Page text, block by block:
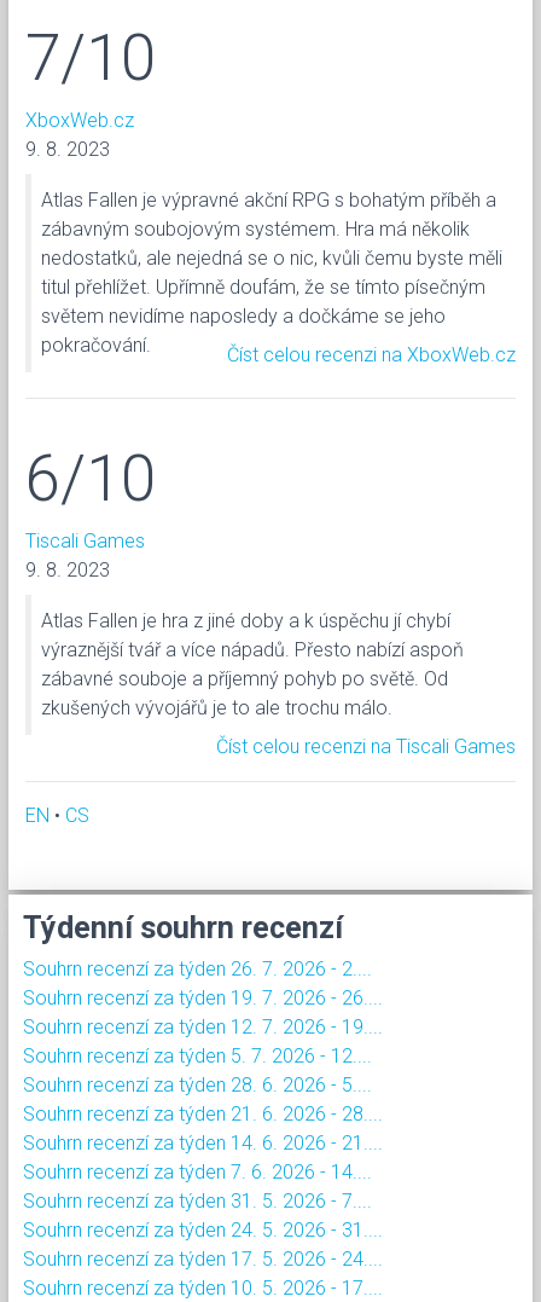
7/10
XboxWeb.cz
9. 8. 2023
Atlas Fallen je výpravné akční RPG s bohatým příběh a
zábavným soubojovým systémem. Hra má několik
nedostatků, ale nejedná se o nic, kvůli čemu byste měli
titul přehlížet. Upřímně doufám, že se tímto písečným
světem nevidíme naposledy a dočkáme se jeho
pokračování.
Číst celou recenzi na XboxWeb.cz
6/10
Tiscali Games
9. 8. 2023
Atlas Fallen je hra z jiné doby a k úspěchu jí chybí
výraznější tvář a více nápadů. Přesto nabízí aspoň
zábavné souboje a příjemný pohyb po světě. Od
zkušených vývojářů je to ale trochu málo.
Číst celou recenzi na Tiscali Games
EN • CS
Týdenní souhrn recenzí
Souhrn recenzí za týden 26. 7. 2026 - 2....
Souhrn recenzí za týden 19. 7. 2026 - 26....
Souhrn recenzí za týden 12. 7. 2026 - 19....
Souhrn recenzí za týden 5. 7. 2026 - 12....
Souhrn recenzí za týden 28. 6. 2026 - 5....
Souhrn recenzí za týden 21. 6. 2026 - 28....
Souhrn recenzí za týden 14. 6. 2026 - 21....
Souhrn recenzí za týden 7. 6. 2026 - 14....
Souhrn recenzí za týden 31. 5. 2026 - 7....
Souhrn recenzí za týden 24. 5. 2026 - 31....
Souhrn recenzí za týden 17. 5. 2026 - 24....
Souhrn recenzí za týden 10. 5. 2026 - 17....